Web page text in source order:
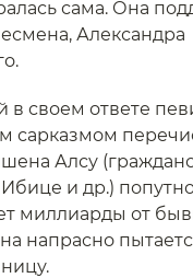
сама. Она
Александра
в своем ответе
сарказмом
Алсу
и др.)
миллиарды от
напрасно